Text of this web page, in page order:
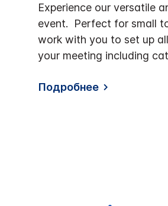
Experience our versatile
event. Perfect for small
work with you to set up
your meeting including
Подробнее